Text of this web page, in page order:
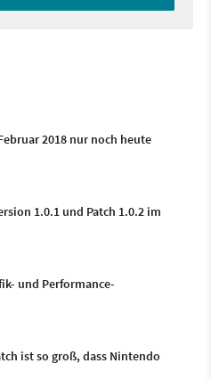
2018 nur noch heute
1.0.1 und Patch 1.0.2 im
und Performance-
ist so groß, dass Nintendo